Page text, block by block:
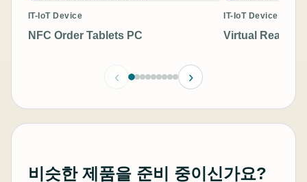
IT-IoT Device
NFC Order Tablets PC
IT-IoT Device
Virtual Reality
‹ ›
비슷한 제품을 준비 중이신가요?